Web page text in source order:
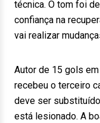
técnica. O tom foi
confiança na
vai realizar
Autor de 15 gols
recebeu o terceiro
deve ser
está lesionado. A